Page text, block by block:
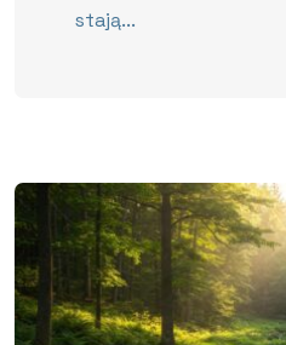
stają...